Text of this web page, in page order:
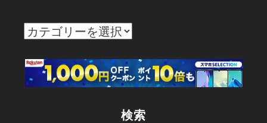
カ
ゴ
リ
検索